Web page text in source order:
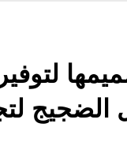
الضجيج